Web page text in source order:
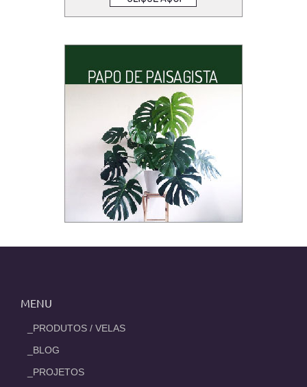
MENU
_PRODUTOS / VELAS
_BLOG
_PROJETOS